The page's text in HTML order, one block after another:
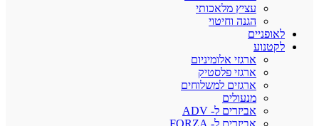
עציץ מלאכותי
הגנה וחיטוי
לאופניים
לקטנוע
ארגזי אלומיניום
ארגזי פלסטיק
ארגזים למשלוחים
מנעולים
אביזרים ל- ADV